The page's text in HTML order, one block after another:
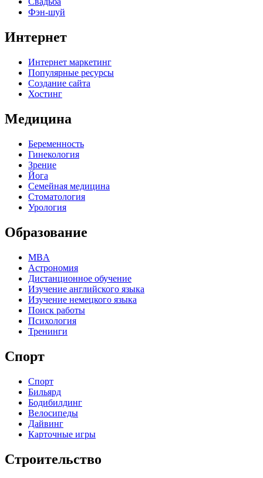
Фэн-шуй
Интернет
Интернет маркетинг
Популярные ресурсы
Создание сайта
Хостинг
Медицина
Беременность
Гинекология
Зрение
Йога
Семейная медицина
Стоматология
Урология
Образование
MBA
Астрономия
Дистанционное обучение
Изучение английского языка
Изучение немецкого языка
Поиск работы
Психология
Тренинги
Спорт
Спорт
Бильярд
Бодибилдинг
Велосипеды
Дайвинг
Карточные игры
Строительство